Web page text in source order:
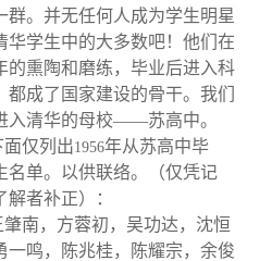
群。并无任何人成为学生明星
华学生中的大多数吧！他们在
的熏陶和磨练，毕业后进入科
成了国家建设的骨干。我们
入清华的母校——苏高中。
仅列出1956年从苏高中毕
名单。以供联络。（仅凭记
者补正）：
南，方蓉初，吴功达，沈恒
一鸣，陈兆桂，陈耀宗，余俊